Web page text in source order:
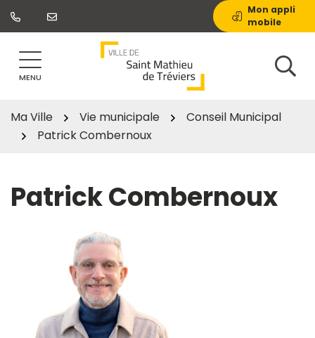
Aller
Mon appli
mobile
MENU
Ma Ville Vie municipale
Conseil Municipal
Patrick Combernoux
Patrick Combernoux